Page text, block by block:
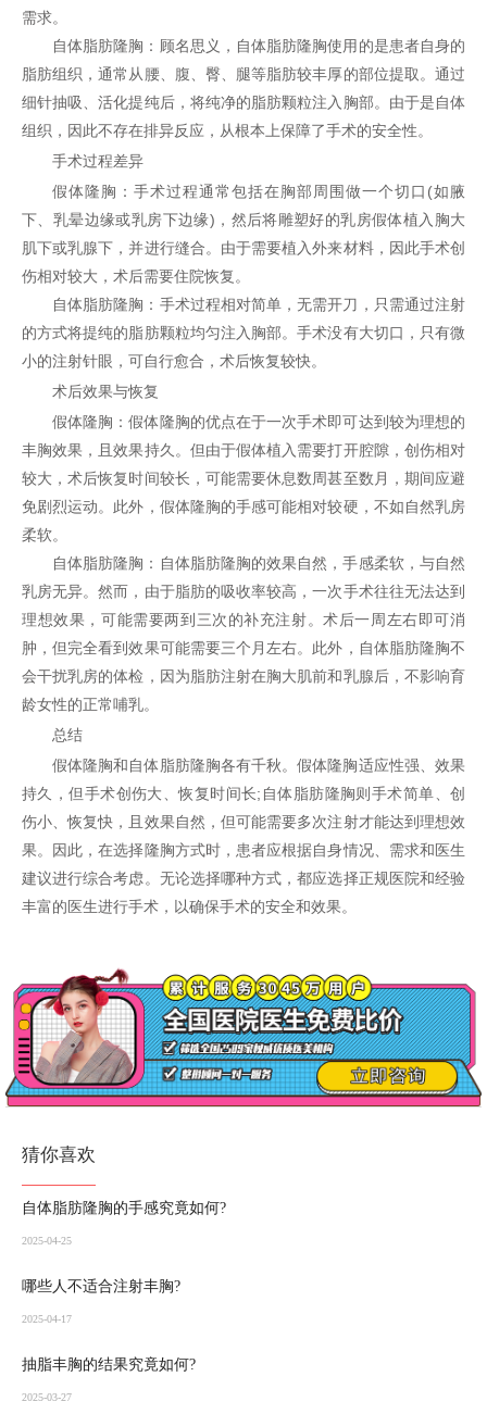
需求。
自体脂肪隆胸：顾名思义，自体脂肪隆胸使用的是患者自身的
脂肪组织，通常从腰、腹、臀、腿等脂肪较丰厚的部位提取。通过
细针抽吸、活化提纯后，将纯净的脂肪颗粒注入胸部。由于是自体
组织，因此不存在排异反应，从根本上保障了手术的安全性。
手术过程差异
假体隆胸：手术过程通常包括在胸部周围做一个切口(如腋
下、乳晕边缘或乳房下边缘)，然后将雕塑好的乳房假体植入胸大
肌下或乳腺下，并进行缝合。由于需要植入外来材料，因此手术创
伤相对较大，术后需要住院恢复。
自体脂肪隆胸：手术过程相对简单，无需开刀，只需通过注射
的方式将提纯的脂肪颗粒均匀注入胸部。手术没有大切口，只有微
小的注射针眼，可自行愈合，术后恢复较快。
术后效果与恢复
假体隆胸：假体隆胸的优点在于一次手术即可达到较为理想的
丰胸效果，且效果持久。但由于假体植入需要打开腔隙，创伤相对
较大，术后恢复时间较长，可能需要休息数周甚至数月，期间应避
免剧烈运动。此外，假体隆胸的手感可能相对较硬，不如自然乳房
柔软。
自体脂肪隆胸：自体脂肪隆胸的效果自然，手感柔软，与自然
乳房无异。然而，由于脂肪的吸收率较高，一次手术往往无法达到
理想效果，可能需要两到三次的补充注射。术后一周左右即可消
肿，但完全看到效果可能需要三个月左右。此外，自体脂肪隆胸不
会干扰乳房的体检，因为脂肪注射在胸大肌前和乳腺后，不影响育
龄女性的正常哺乳。
总结
假体隆胸和自体脂肪隆胸各有千秋。假体隆胸适应性强、效果
持久，但手术创伤大、恢复时间长;自体脂肪隆胸则手术简单、创
伤小、恢复快，且效果自然，但可能需要多次注射才能达到理想效
果。因此，在选择隆胸方式时，患者应根据自身情况、需求和医生
建议进行综合考虑。无论选择哪种方式，都应选择正规医院和经验
丰富的医生进行手术，以确保手术的安全和效果。
猜你喜欢
自体脂肪隆胸的手感究竟如何?
2025-04-25
哪些人不适合注射丰胸?
2025-04-17
抽脂丰胸的结果究竟如何?
2025-03-27